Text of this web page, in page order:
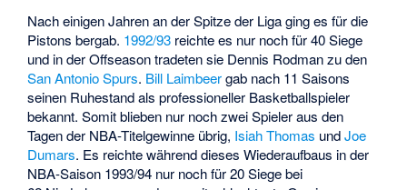
Nach einigen Jahren an der Spitze der Liga ging es für die
Pistons bergab. 1992/93 reichte es nur noch für 40 Siege
und in der Offseason tradeten sie Dennis Rodman zu den
San Antonio Spurs. Bill Laimbeergab nach 11 Saisons
seinen Ruhestand als professioneller Basketballspieler
bekannt. Somit blieben nur noch zwei Spieler aus den
Tagen der NBA-Titelgewinne übrig, Isiah Thomas undJoe
Dumars. Es reichte während dieses Wiederaufbaus in der
NBA-Saison 1993/94 nur noch für 20 Siege bei